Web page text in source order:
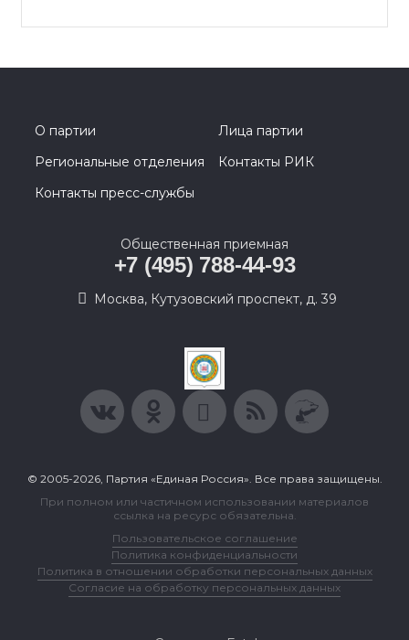
О партии
Лица партии
Региональные отделения
Контакты РИК
Контакты пресс-службы
Общественная приемная
+7 (495) 788-44-93
Москва, Кутузовский проспект, д. 39
© 2005-2026, Партия «Единая Россия». Все права защищены.
При полном или частичном использовании материалов
ссылка на ресурс обязательна.
Пользовательское соглашение
Политика конфиденциальности
Политика в отношении обработки персональных данных
Согласие на обработку персональных данных